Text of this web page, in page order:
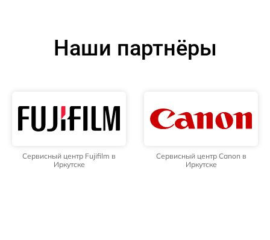
Наши партнёры
Сервисный центр Fujifilm в
Иркутске
Сервисный центр Canon в
Иркутске